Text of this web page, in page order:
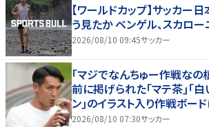
【ワールドカップ】サッカー
う見たか ベンゲル、スカロー
2026/08/10 09:45サッカー
｢マジでなんちゅー作戦な
前に掲げられた｢マテ茶｣｢
ン｣のイラスト入り作戦ボー
よりデカくて吹いた｣
2026/08/10 07:30サッカー